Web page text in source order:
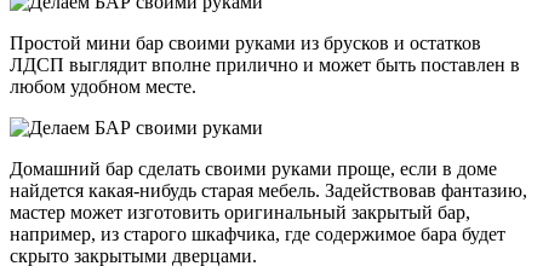
Простой мини бар своими руками из брусков и остатков
ЛДСП выглядит вполне прилично и может быть поставлен в
любом удобном месте.
Домашний бар сделать своими руками проще, если в доме
найдется какая-нибудь старая мебель. Задействовав фантазию,
мастер может изготовить оригинальный закрытый бар,
например, из старого шкафчика, где содержимое бара будет
скрыто закрытыми дверцами.